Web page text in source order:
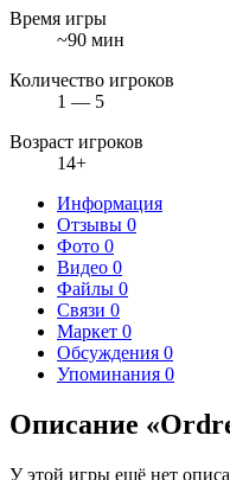
Время игры
~90 мин
Количество игроков
1 — 5
Возраст игроков
14+
Информация
Отзывы 0
Фото 0
Видео 0
Файлы 0
Связи 0
Маркет 0
Обсуждения 0
Упоминания 0
Описание
У этой игры ещё нет